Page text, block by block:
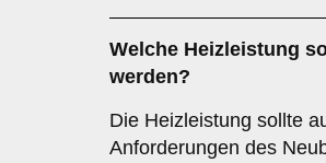
Welche Heizleistung
werden?
Die Heizleistung sollte
Anforderungen des